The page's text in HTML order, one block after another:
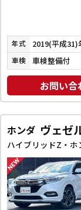
年式 2019(平成31)
車検 車検整備付
お問い合
ホンダ ヴェゼ